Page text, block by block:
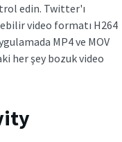
edin. Twitter'ı
video formatı H264
MP4 ve MOV
her şey bozuk video